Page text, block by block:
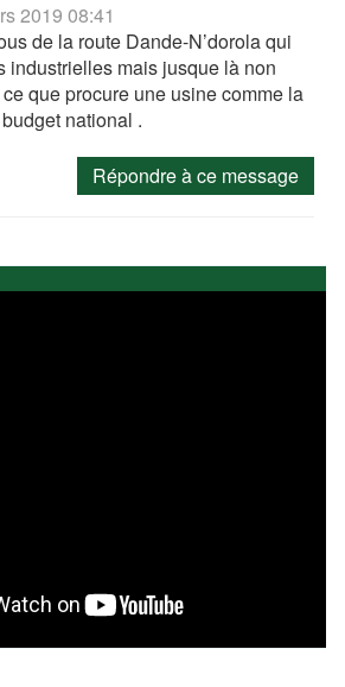
2019 08:41
de la route Dande-N’dorola qui
industrielles mais jusque là non
que procure une usine comme la
national .
Répondre à ce message